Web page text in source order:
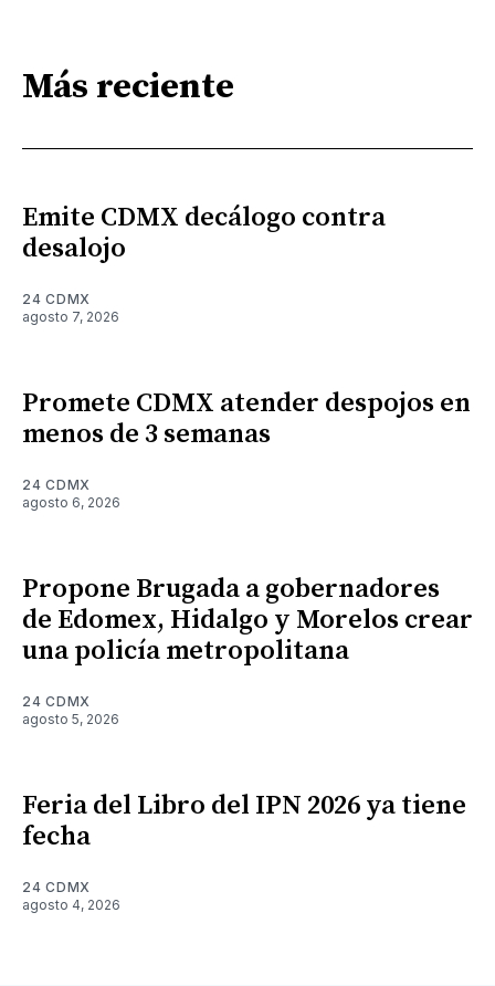
Más reciente
Emite CDMX decálogo contra
desalojo
24 CDMX
agosto 7, 2026
Promete CDMX atender despojos en
menos de 3 semanas
24 CDMX
agosto 6, 2026
Propone Brugada a gobernadores
de Edomex, Hidalgo y Morelos crear
una policía metropolitana
24 CDMX
agosto 5, 2026
Feria del Libro del IPN 2026 ya tiene
fecha
24 CDMX
agosto 4, 2026